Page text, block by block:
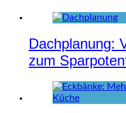
Dachplanung:
zum